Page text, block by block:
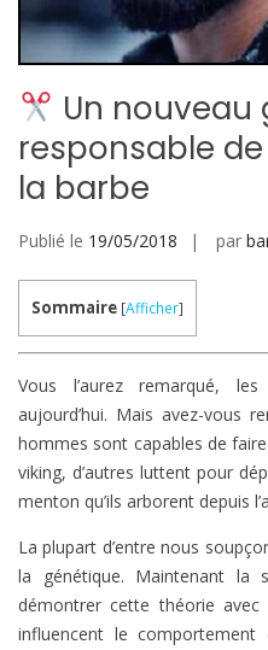
Un
responsable
la barbe
Publié le 19/05/2018 par
Sommaire [Afficher]
Vous l’aurez remarqué,
aujourd’hui. Mais avez-vous
hommes sont capables de
viking, d’autres luttent pour
menton qu’ils arborent depuis
La plupart d’entre nous
la génétique. Maintenant la
démontrer cette théorie
influencent le